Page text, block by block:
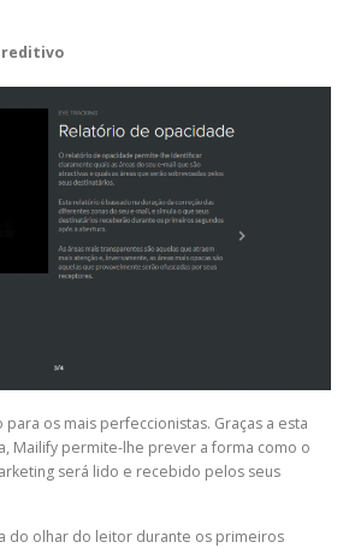
os mais perfeccionistas. Graças a esta
Mailify permite-lhe prever a forma como o
será lido e recebido pelos seus
do olhar do leitor durante os primeiros